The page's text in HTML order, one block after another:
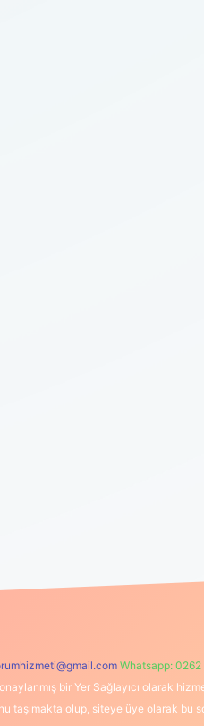
Whatsapp:
bir Yer Sağlayıcı olarak
olup, siteye üye olarak bu